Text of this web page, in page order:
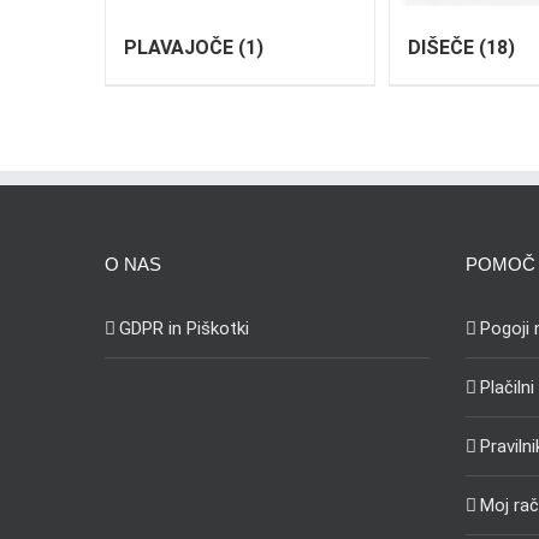
PLAVAJOČE (1) DIŠEČE (18)
O NAS
GDPR in Piškotki Pogoji
Moj